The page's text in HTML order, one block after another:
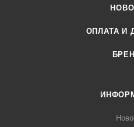
ОПЛАТА И